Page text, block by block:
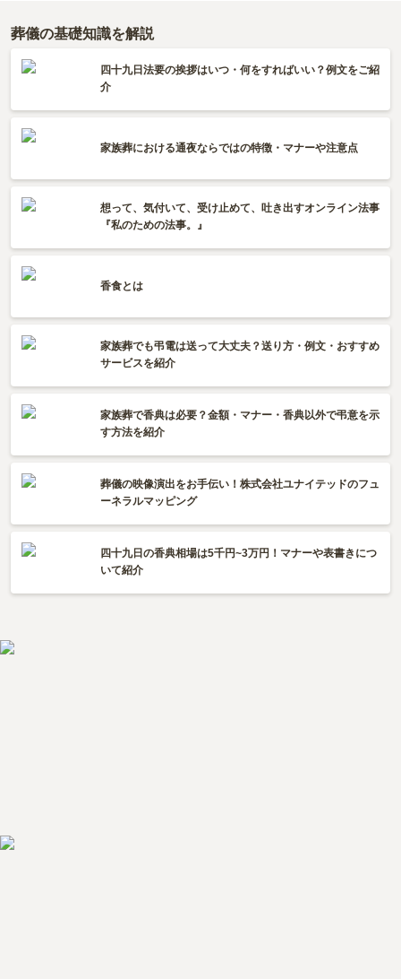
葬儀の基礎知識を解説
四十九日法要の挨拶はいつ・何をすればいい？例文をご紹
介
家族葬における通夜ならではの特徴・マナーや注意点
想って、気付いて、受け止めて、吐き出すオンライン法事
『私のための法事。』
香食とは
家族葬でも弔電は送って大丈夫？送り方・例文・おすすめ
サービスを紹介
家族葬で香典は必要？金額・マナー・香典以外で弔意を示
す方法を紹介
葬儀の映像演出をお手伝い！株式会社ユナイテッドのフュ
ーネラルマッピング
四十九日の香典相場は5千円~3万円！マナーや表書きにつ
いて紹介